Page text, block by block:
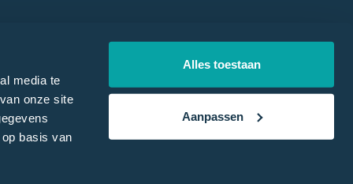
media te
onze site
basis van
Alles toestaan
Aanpassen
Privacyverklaring